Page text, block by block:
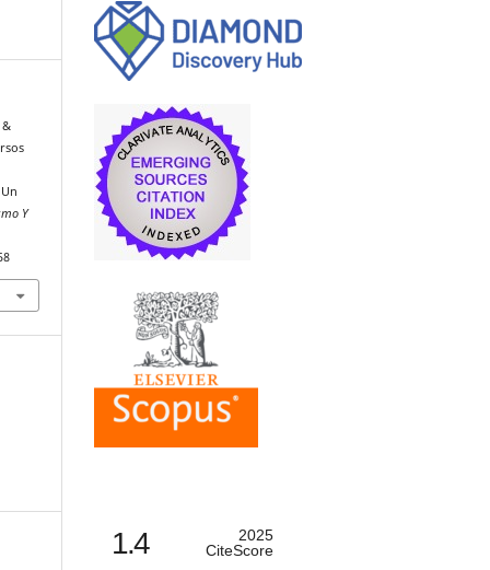
&
Y
1.4
2025
CiteScore